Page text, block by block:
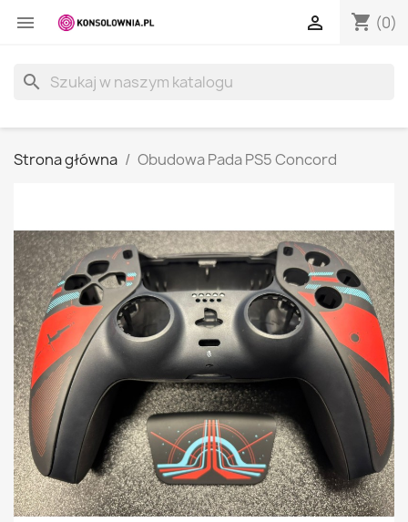
 shopping_cart (0)

search
Strona główna Obudowa Pada PS5 Concord